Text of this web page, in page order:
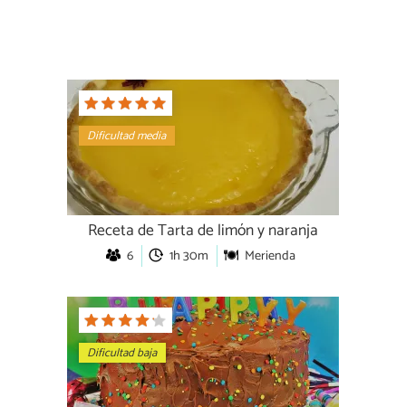
Dificultad media
Receta de Tarta de limón y naranja
6 1h 30m Merienda
Dificultad baja